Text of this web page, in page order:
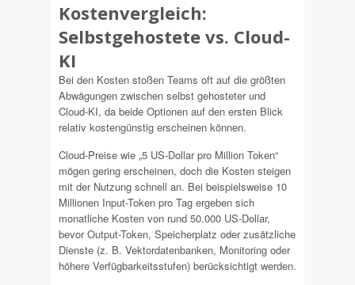
Kostenvergleich:
Selbstgehostete vs. Cloud-
KI
Bei den Kosten stoßen Teams oft auf die größten
Abwägungen zwischen selbst gehosteter und
Cloud-KI, da beide Optionen auf den ersten Blick
relativ kostengünstig erscheinen können.
Cloud-Preise wie „5 US-Dollar pro Million Token“
mögen gering erscheinen, doch die Kosten steigen
mit der Nutzung schnell an. Bei beispielsweise 10
Millionen Input-Token pro Tag ergeben sich
monatliche Kosten von rund 50.000 US-Dollar,
bevor Output-Token, Speicherplatz oder zusätzliche
Dienste (z. B. Vektordatenbanken, Monitoring oder
höhere Verfügbarkeitsstufen) berücksichtigt werden.